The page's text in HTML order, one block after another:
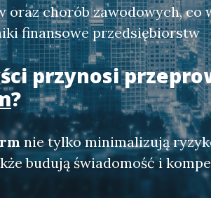
oraz chorób zawodowych, co
finansowe przedsiębiorstw
przynosi
?
nie tylko minimalizują
budują świadomość i